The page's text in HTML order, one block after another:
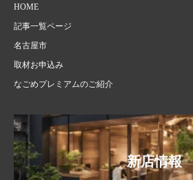
HOME
記事一覧ページ
名古屋市
取材お申込み
なごめプレミアムのご紹介
新店情報